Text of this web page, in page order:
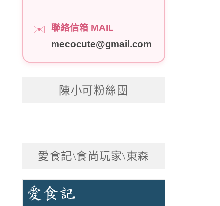
✉️
聯絡信箱 MAIL
mecocute@gmail.com
陳小可粉絲團
愛食記\食尚玩家\東森